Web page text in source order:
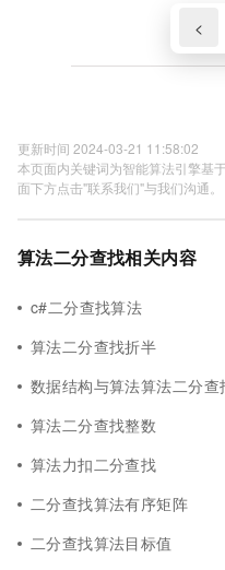
<
更新时间 2024-03-21 11:58:02
本页面内关键词为智能算法引擎基
面下方点击"联系我们"与我们沟通。
算法二分查找相关内容
c#二分查找算法
算法二分查找折半
数据结构与算法算法二分查
算法二分查找整数
算法力扣二分查找
二分查找算法有序矩阵
二分查找算法目标值